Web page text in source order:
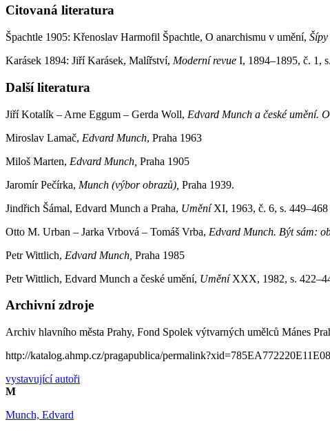
Citovaná literatura
Špachtle 1905: Křenoslav Harmofil Špachtle, O anarchismu v umění, Šípy
Karásek 1894: Jiří Karásek, Malířství, Moderní revue I, 1894–1895, č. 1,
Další literatura
Jiří Kotalík – Arne Eggum – Gerda Woll, Edvard Munch a české umění.
Miroslav Lamač, Edvard Munch, Praha 1963
Miloš Marten, Edvard Munch, Praha 1905
Jaromír Pečírka, Munch (výbor obrazů), Praha 1939.
Jindřich Šámal, Edvard Munch a Praha, UměníXI, 1963, č. 6, s. 449–468
Otto M. Urban – Jarka Vrbová – Tomáš Vrba, Edvard Munch. Být sám:
Petr Wittlich, Edvard Munch, Praha 1985
Petr Wittlich, Edvard Munch a české umění, UměníXXX, 1982, s.
Archivní zdroje
Archiv hlavního města Prahy, Fond Spolek výtvarných umělců Mánes
http://katalog.ahmp.cz/pragapublica/
vystavující autoři
M
Munch, Edvard